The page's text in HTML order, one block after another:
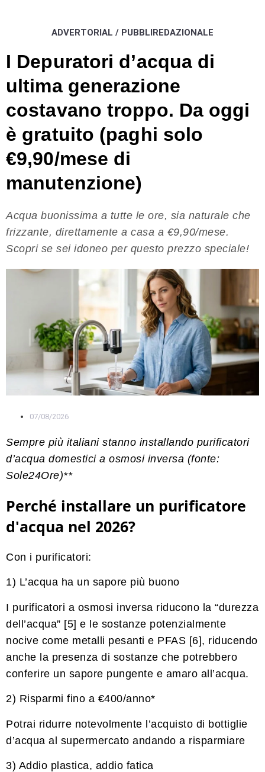
ADVERTORIAL / PUBBLIREDAZIONALE
I Depuratori d’acqua di
ultima generazione
costavano troppo. Da oggi
è gratuito (paghi solo
€9,90/mese di
manutenzione)
Acqua buonissima a tutte le ore, sia naturale che
frizzante, direttamente a casa a €9,90/mese.
Scopri se sei idoneo per questo prezzo speciale!
07/08/2026
Sempre più italiani stanno installando purificatori
d’acqua domestici a osmosi inversa (fonte:
Sole24Ore)**
Perché installare un purificatore
d'acqua nel 2026?
Con i purificatori:
1) L’acqua ha un sapore più buono
I purificatori a osmosi inversa riducono la “durezza
dell’acqua” [5] e le sostanze potenzialmente
nocive come metalli pesanti e PFAS [6], riducendo
anche la presenza di sostanze che potrebbero
conferire un sapore pungente e amaro all’acqua.
2) Risparmi fino a €400/anno*
Potrai ridurre notevolmente l’acquisto di bottiglie
d’acqua al supermercato andando a risparmiare
3) Addio plastica, addio fatica